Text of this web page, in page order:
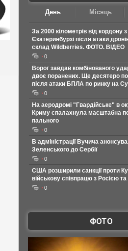
День Місяць
За 2000 кілометрів від кордону
Єкатеринбурзі після атаки
склад Wildberries. ФОТО. ВІДЕО
0
Ворог завдав комбінованого
двоє поранених. Ще десятеро
після атаки БПЛА по ринку на
0
На аеродромі "Гвардійське" в
Криму спалахнула масштабна
пального
0
В адміністрації Вучича
Зеленського до Сербії
0
США розширили санкції проти
військову співпрацю з Росією
0
ФОТО